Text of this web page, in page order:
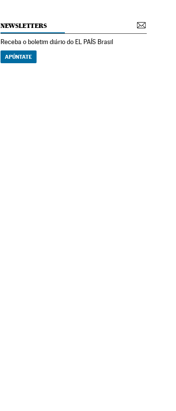
NEWSLETTERS
Receba o boletim diário do EL PAÍS Brasil
APÚNTATE